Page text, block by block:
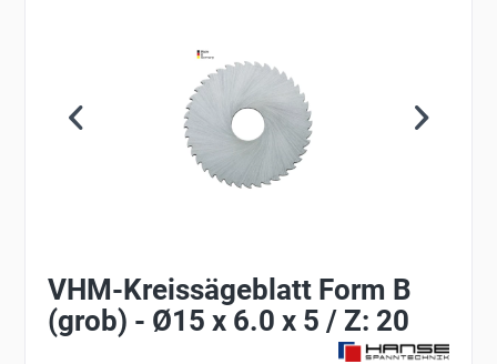
VHM-Kreissägeblatt Form B
(grob) - Ø15 x 6.0 x 5 / Z: 20